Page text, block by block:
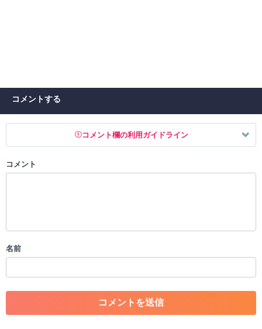
コメントする
コメント欄の利用ガイドライン
以下の書き込みを禁止とし、場合によってはコメント削除や書き込み制
・一度削除された投稿を再び投稿すること
・アカウントの売買など金銭が絡む内容の投稿
・各ゲームのネタバレを含む内容の投稿
・その他、管理者が不適切と判断した投稿
コメント
名前